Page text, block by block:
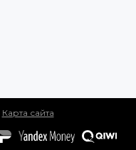
Карта сайта